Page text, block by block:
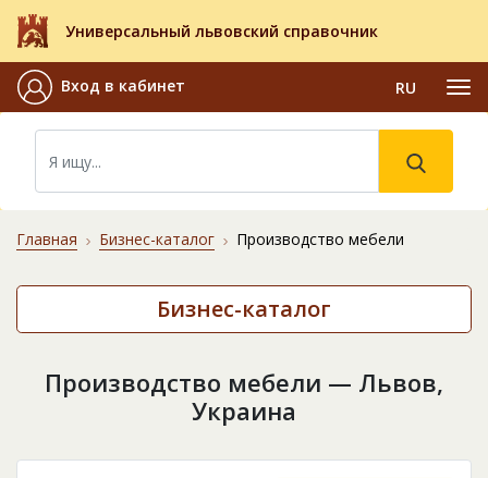
Универсальный львовский справочник
Вход в кабинет RU
Главная Бизнес-каталог Производство мебели
Бизнес-каталог
Производство мебели — Львов,
Украина